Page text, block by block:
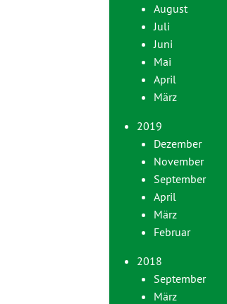
August
Juli
Juni
Mai
April
März
2019
Dezember
November
September
April
März
Februar
2018
September
März